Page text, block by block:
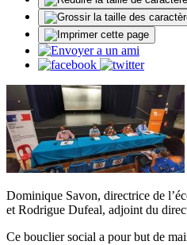
Dominique Savon, directrice de
et Rodrigue Dufeal, adjoint du
Ce bouclier social a pour but de